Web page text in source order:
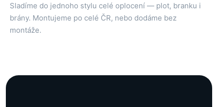
Sladíme do jednoho stylu celé oplocení — plot, branku i
brány. Montujeme po celé ČR, nebo dodáme bez
montáže.